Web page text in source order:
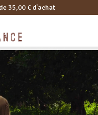
35,00 € d'achat